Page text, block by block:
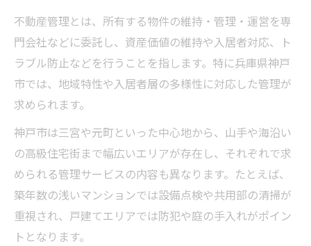
不動産パートナー選定で押さえるべき基準
神戸で信頼される不動産会社の特徴とは
口コミや評判から見る不動産選びのコツ
不動産管理実績がある会社の見分け方
神戸で多い不動産取引のトラブル回避法
不動産管理委託で失敗しないポイントとは
不動産管理委託時に確認したい契約内容
委託先選びで失敗しないための注意点
管理委託費用の内訳と妥当性の見極め方
不動産会社との連携で重視すべきポイント
不動産管理とは、所有する物件の維持・管理・運営を専
門会社などに委託し、資産価値の維持や入居者対応、ト
ラブル防止などを行うことを指します。特に兵庫県神戸
市では、地域特性や入居者層の多様性に対応した管理が
求められます。
神戸市は三宮や元町といった中心地から、山手や海沿い
の高級住宅街まで幅広いエリアが存在し、それぞれで求
められる管理サービスの内容も異なります。たとえば、
築年数の浅いマンションでは設備点検や共用部の清掃が
重視され、戸建てエリアでは防犯や庭の手入れがポイン
トとなります。